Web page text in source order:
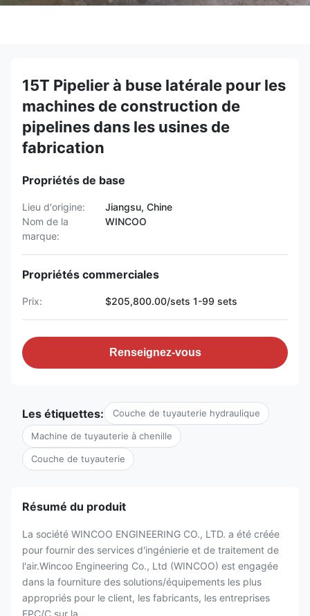
15T Pipelier à buse latérale pour les
machines de construction de
pipelines dans les usines de
fabrication
Propriétés de base
Lieu d'origine:
Jiangsu, Chine
Nom de la
marque:
WINCOO
Propriétés commerciales
Prix: $205,800.00/sets 1-99 sets
Renseignez-vous
Les étiquettes: Couche de tuyauterie hydraulique
Machine de tuyauterie à chenille
Couche de tuyauterie
Résumé du produit
La société WINCOO ENGINEERING CO., LTD. a été créée
pour fournir des services d'ingénierie et de traitement de
l'air.Wincoo Engineering Co., Ltd (WINCOO) est engagée
dans la fourniture des solutions/équipements les plus
appropriés pour le client, les fabricants, les entreprises
EPC/C sur la ...